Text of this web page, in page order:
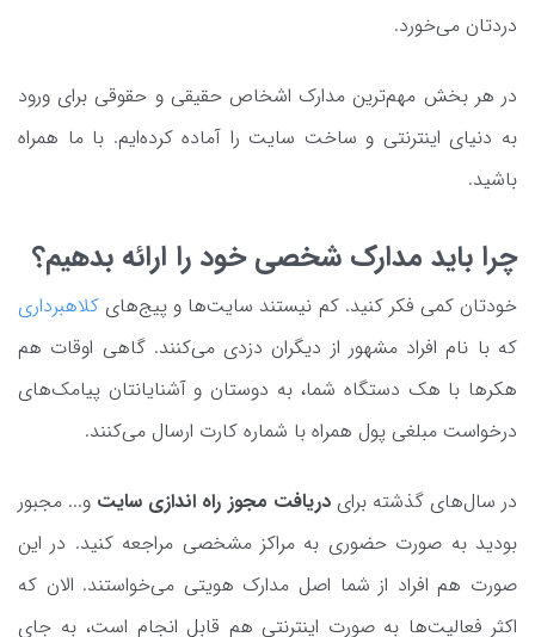
دردتان می‌خورد.
در هر بخش مهم‌ترین مدارک اشخاص حقیقی و حقوقی برای ورود
به دنیای اینترنتی و ساخت سایت را آماده کرده‌ایم. با ما همراه
باشید.
چرا باید مدارک شخصی خود را ارائه بدهیم؟
خودتان کمی فکر کنید. کم نیستند سایت‌ها و پیج‌های کلاهبرداری
که با نام افراد مشهور از دیگران دزدی می‌کنند. گاهی اوقات هم
هکرها با هک دستگاه شما، به دوستان و آشنایانتان پیامک‌های
درخواست مبلغی پول همراه با شماره کارت ارسال می‌کنند.
در سال‌های گذشته برایدریافت مجوز راه اندازی سایت و... مجبور
بودید به صورت حضوری به مراکز مشخصی مراجعه کنید. در این
صورت هم افراد از شما اصل مدارک هویتی می‌خواستند. الان که
اکثر فعالیت‌ها به صورت اینترنتی هم قابل انجام است، به جای